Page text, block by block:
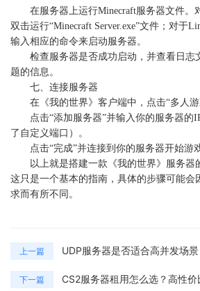
在服务器上运行Minecraft服务器文件。
双击运行“Minecraft Server.exe”文件；对于
输入相应的命令来启动服务器。
检查服务器是否成功启动，并查看日志
题的信息。
七、连接服务器
在《我的世界》客户端中，点击“多人游
点击“添加服务器”并输入你的服务器的
了自定义端口）。
点击“完成”并连接到你的服务器开始游
以上就是搭建一款《我的世界》服务器
这只是一个基本的指南，具体的步骤可能会
求而有所不同。
上一篇 UDP服务器是否适合高并发场
下一篇 CS2服务器租用怎么选？高性